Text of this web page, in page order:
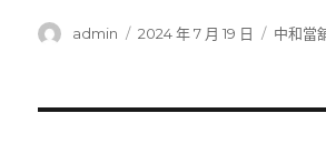
作
admin
發
2024 年 7 月 19 日
分
中和當